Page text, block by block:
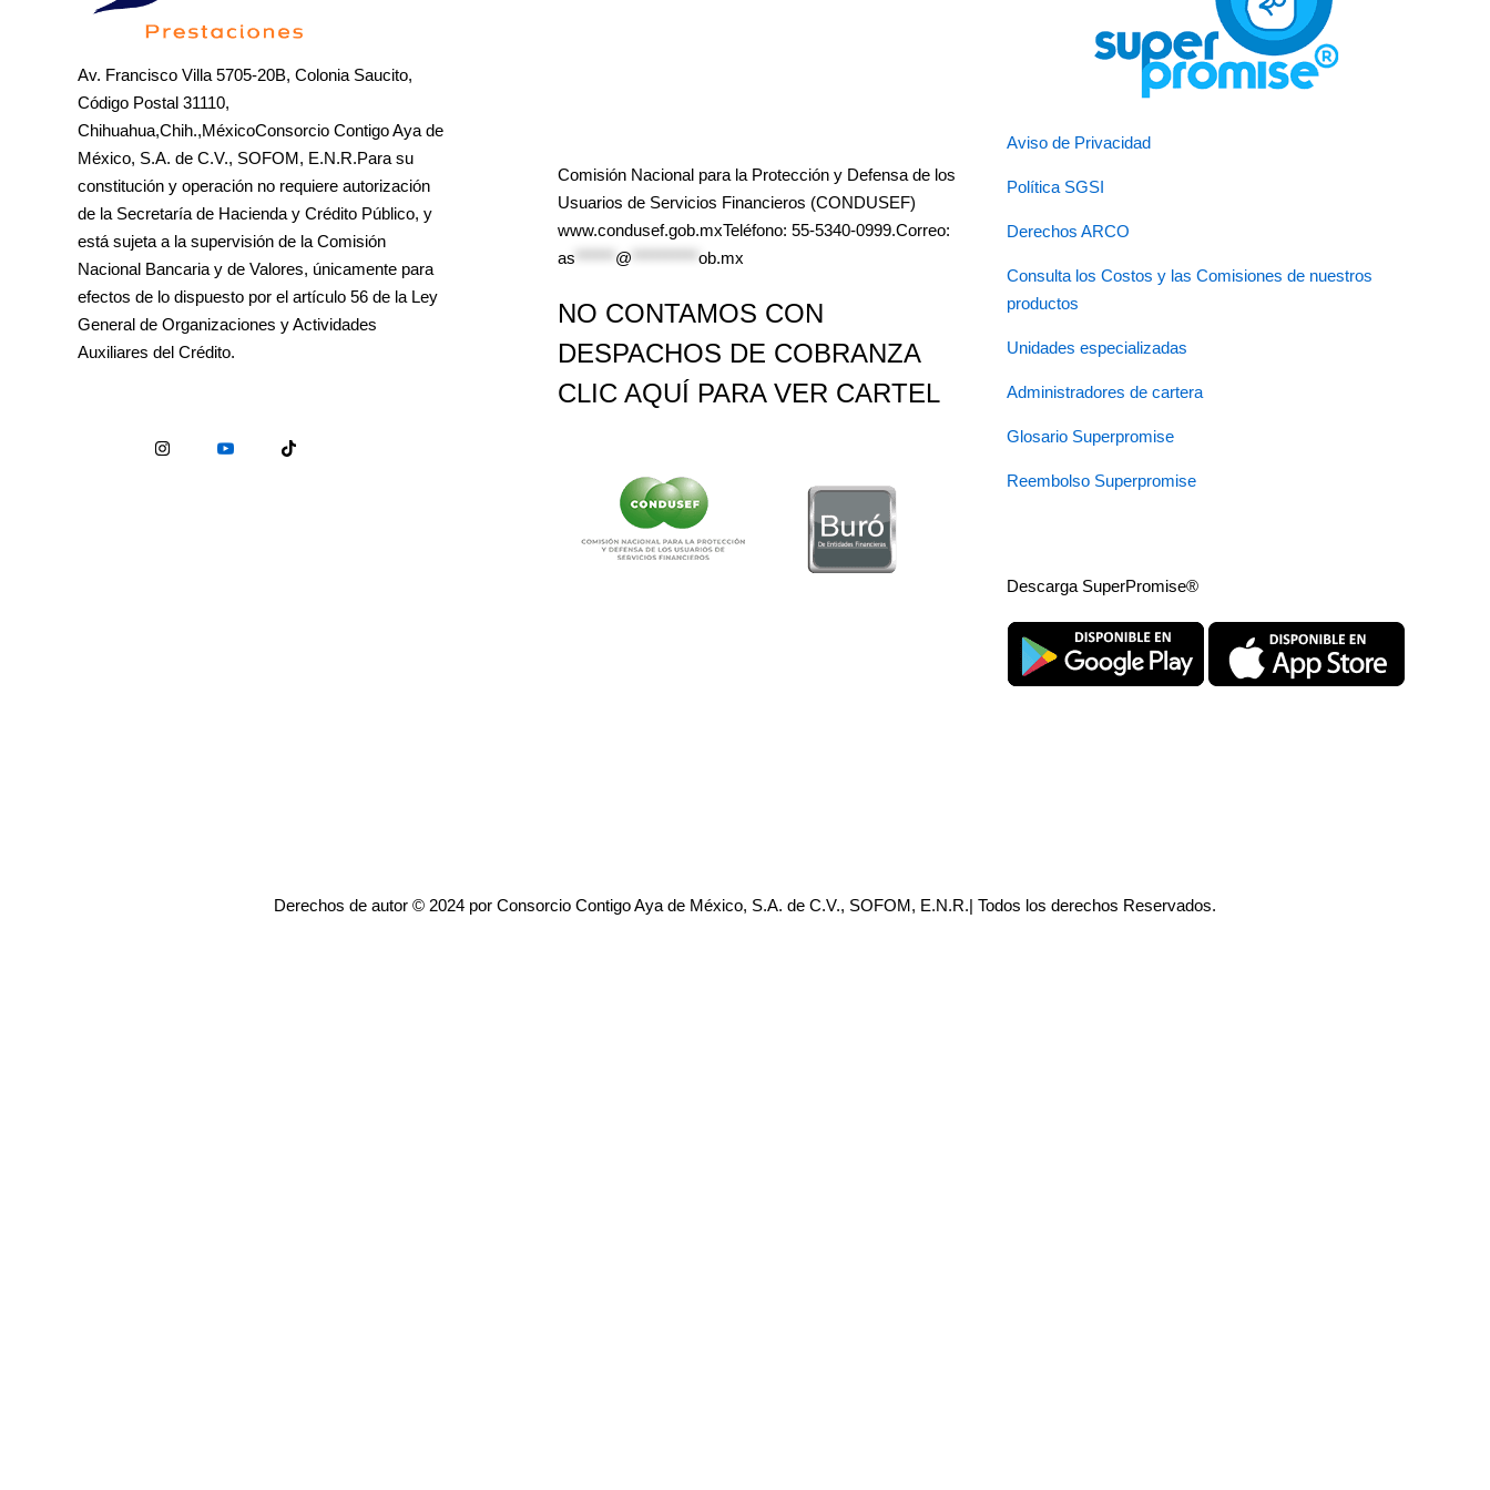
Av. Francisco Villa 5705-20B, Colonia Saucito,
Código Postal 31110,
Chihuahua,Chih.,MéxicoConsorcio Contigo Aya de
México, S.A. de C.V., SOFOM, E.N.R.Para su
constitución y operación no requiere autorización
de la Secretaría de Hacienda y Crédito Público, y
está sujeta a la supervisión de la Comisión
Nacional Bancaria y de Valores, únicamente para
efectos de lo dispuesto por el artículo 56 de la Ley
General de Organizaciones y Actividades
Auxiliares del Crédito.
Comisión Nacional para la Protección y Defensa de los
Usuarios de Servicios Financieros (CONDUSEF)
www.condusef.gob.mxTeléfono: 55-5340-0999.Correo:
as
@ ob.mx
NO CONTAMOS CON
DESPACHOS DE COBRANZA
CLIC AQUÍ PARA VER CARTEL
Aviso de Privacidad
Política SGSI
Derechos ARCO
Consulta los Costos y las Comisiones de nuestros
productos
Unidades especializadas
Administradores de cartera
Glosario Superpromise
Reembolso Superpromise
Descarga SuperPromise®
Derechos de autor © 2024 por Consorcio Contigo Aya de México, S.A. de C.V., SOFOM, E.N.R.| Todos los derechos Reservados.